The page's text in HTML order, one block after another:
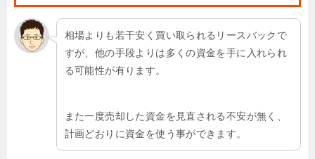
相場よりも若干安く買い取られるリースバックで
すが、他の手段よりは多くの資金を手に入れられ
る可能性が有ります。
また一度売却した資金を見直される不安が無く、
計画どおりに資金を使う事ができます。